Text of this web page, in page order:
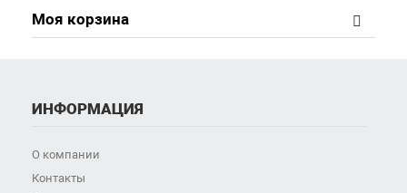
Моя корзина
ИНФОРМАЦИЯ
О компании
Контакты